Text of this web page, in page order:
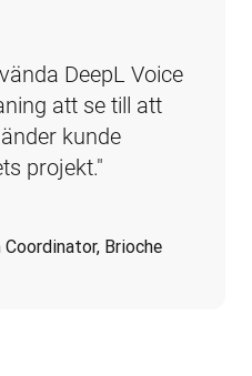
DeepL Voice
att se till att
kunde
projekt."
Brioche